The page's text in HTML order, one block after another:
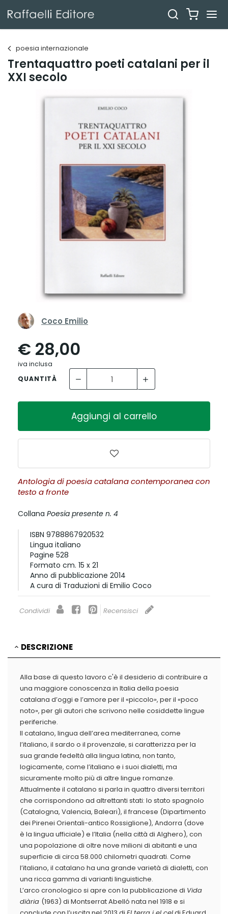
poesia internazionale
Trentaquattro poeti catalani per il
XXI secolo
Coco Emilio
€ 28,00
iva inclusa
QUANTITÀ
Aggiungi al carrello
Antologia di poesia catalana contemporanea con
testo a fronte
Collana Poesia presente n. 4
ISBN 9788867920532
Lingua italiano
Pagine 528
Formato cm. 15 x 21
Anno di pubblicazione 2014
A cura di Traduzioni di Emilio Coco
Condividi Recensisci
DESCRIZIONE
Alla base di questo lavoro c'è il desiderio di contribuire a
una maggiore conoscenza in Italia della poesia
catalana d’oggi e l’amore per il «piccolo», per il «poco
noto», per gli autori che scrivono nelle cosiddette lingue
periferiche.
Il catalano, lingua dell’area mediterranea, come
l’italiano, il sardo o il provenzale, si caratterizza per la
sua grande fedeltà alla lingua latina, non tanto,
logicamente, come l’italiano e i suoi dialetti, ma
sicuramente molto più di altre lingue romanze.
Attualmente il catalano si parla in quattro diversi territori
che corrispondono ad altrettanti stati: lo stato spagnolo
(Catalogna, Valencia, Baleari), il francese (Dipartimento
dei Pirenei Orientali-antico Rossiglione), Andorra (dove
è la lingua ufficiale) e l’Italia (nella città di Alghero), con
una popolazione di oltre nove milioni di abitanti e una
superficie di circa 58.000 chilometri quadrati. Come
l’italiano, il catalano ha una grande varietà di dialetti, con
una ricca gamma di varianti linguistiche.
L’arco cronologico si apre con la pubblicazione di Vida
diària (1963) di Montserrat Abelló nata nel 1918 e si